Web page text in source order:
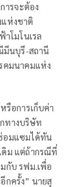
ารจะต้อง
ห่งชาติ
าโมโนเรล
มีนบุรี-สถานี
คมนาคมแห่ง
รือการเก็บค่า
ทางบริษัท
อมแซมได้ทัน
ดิม แต่ถ้ากรณีที่
กับ รฟม.เพื่อ
กครั้ง” นายสุ